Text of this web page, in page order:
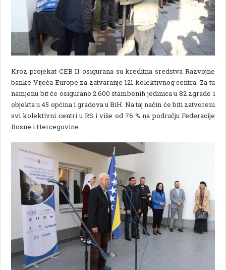
Kroz projekat CEB II osigurana su kreditna sredstva Razvojne
banke Vijeća Europe za zatvaranje 121 kolektivnog centra. Za tu
namjenu bit će osigurano 2.600 stambenih jedinica u 82 zgrade i
objekta u 45 općina i gradova u BiH. Na taj način će biti zatvoreni
svi kolektivni centri u RS i više od 76 % na području Federacije
Bosne i Hercegovine.